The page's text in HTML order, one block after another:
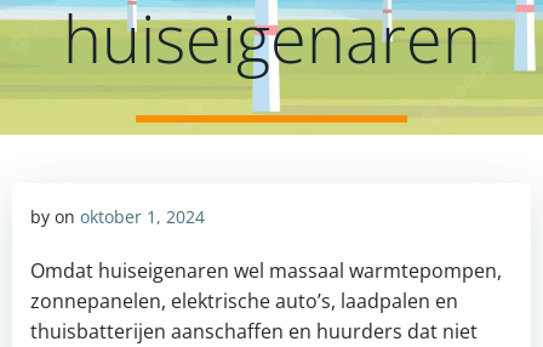
huiseigenaren
by on oktober 1, 2024
Omdat huiseigenaren wel massaal warmtepompen,
zonnepanelen, elektrische auto’s, laadpalen en
thuisbatterijen aanschaffen en huurders dat niet